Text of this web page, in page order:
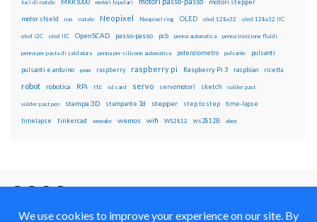
luci di natale MKR1000 motori bipolari motori stepper
motor shield nas natale Neopixel Neopixel ring OLED oled 128x32 oled 128x32 IIC
oled i2C oled IIC OpenSCAD passo-passo pcb penna automatica penna iniezione fluidi
penna per pasta di saldatura penna per silicone automatica potenziometro pulsante pulsanti
pulsanti e arduino pwm raspberry raspberry pi Raspberry Pi 3 raspbian ricetta
robot robotica RPi rtc sd card servo servomotori sketch solder past
solder past pen stampa 3D stampante 3d stepper step to step time-lapse
timelapse tinkercad wemake wemos wifi WS2812 ws2812B xbee